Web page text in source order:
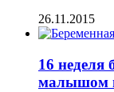
26.11.2015
16 неделя
малышом